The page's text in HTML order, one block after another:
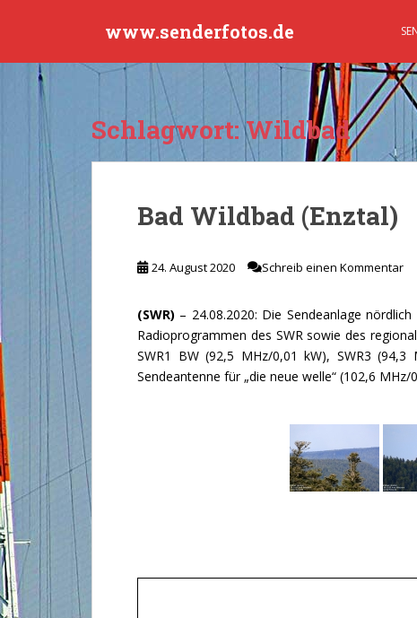
t
www.senderfotos.de
Schlagwort:Wildbad
Bad Wildbad (Enztal)
24. August 2020 Schreib einen Kommentar
(SWR) – 24.08.2020: Die Sendeanlage
Radioprogrammen des SWR sowie des
SWR1 BW (92,5 MHz/0,01 kW), SWR3
Sendeantenne für „die neue welle“ (102,6